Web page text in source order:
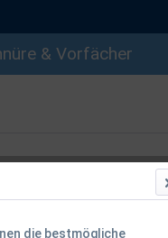
& Vorfächer
Fox Horizon
die bestmögliche